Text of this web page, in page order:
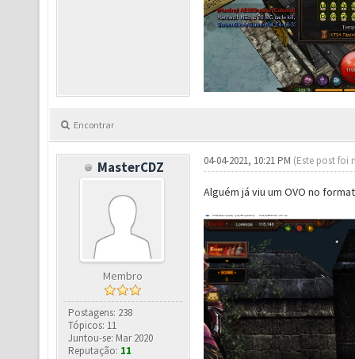
Encontrar
MasterCDZ
Membro
Postagens: 238
Tópicos: 11
Juntou-se: Mar 2020
Reputação: 11
04-04-2021, 10:21 PM (Este post foi
Alguém já viu um OVO no